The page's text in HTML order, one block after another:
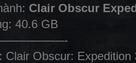
Clair Obscur
40.6 GB
Clair Obscur: Expedition